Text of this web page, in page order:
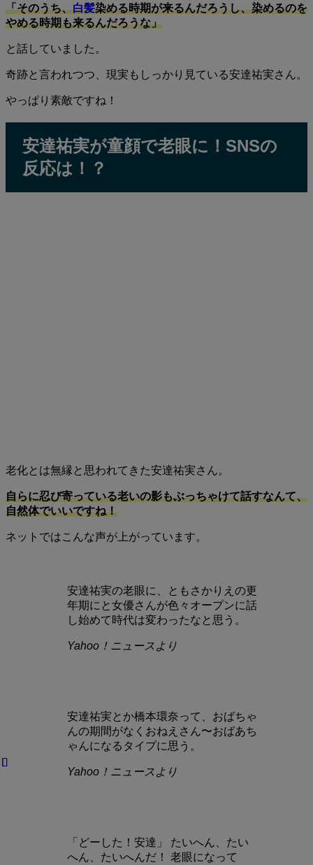
「そのうち、白髪染める時期が来るんだろうし、染めるのを
やめる時期も来るんだろうな」
と話していました。
奇跡と言われつつ、現実もしっかり見ている安達祐実さん。
やっぱり素敵ですね！
安達祐実が童顔で老眼に！SNSの
反応は！？
老化とは無縁と思われてきた安達祐実さん。
自らに忍び寄っている老いの影もぶっちゃけて話すなんて、
自然体でいいですね！
ネットではこんな声が上がっています。
安達祐実の老眼に、ともさかりえの更
年期にと女優さんが色々オープンに話
し始めて時代は変わったなと思う。
Yahoo！ニュースより
安達祐実とか橋本環奈って、おばちゃ
んの期間がなくおねえさん〜おばあち
ゃんになるタイプに思う。
Yahoo！ニュースより
「どーした！安達」 たいへん、たい
へん、たいへんだ！ 老眼になって